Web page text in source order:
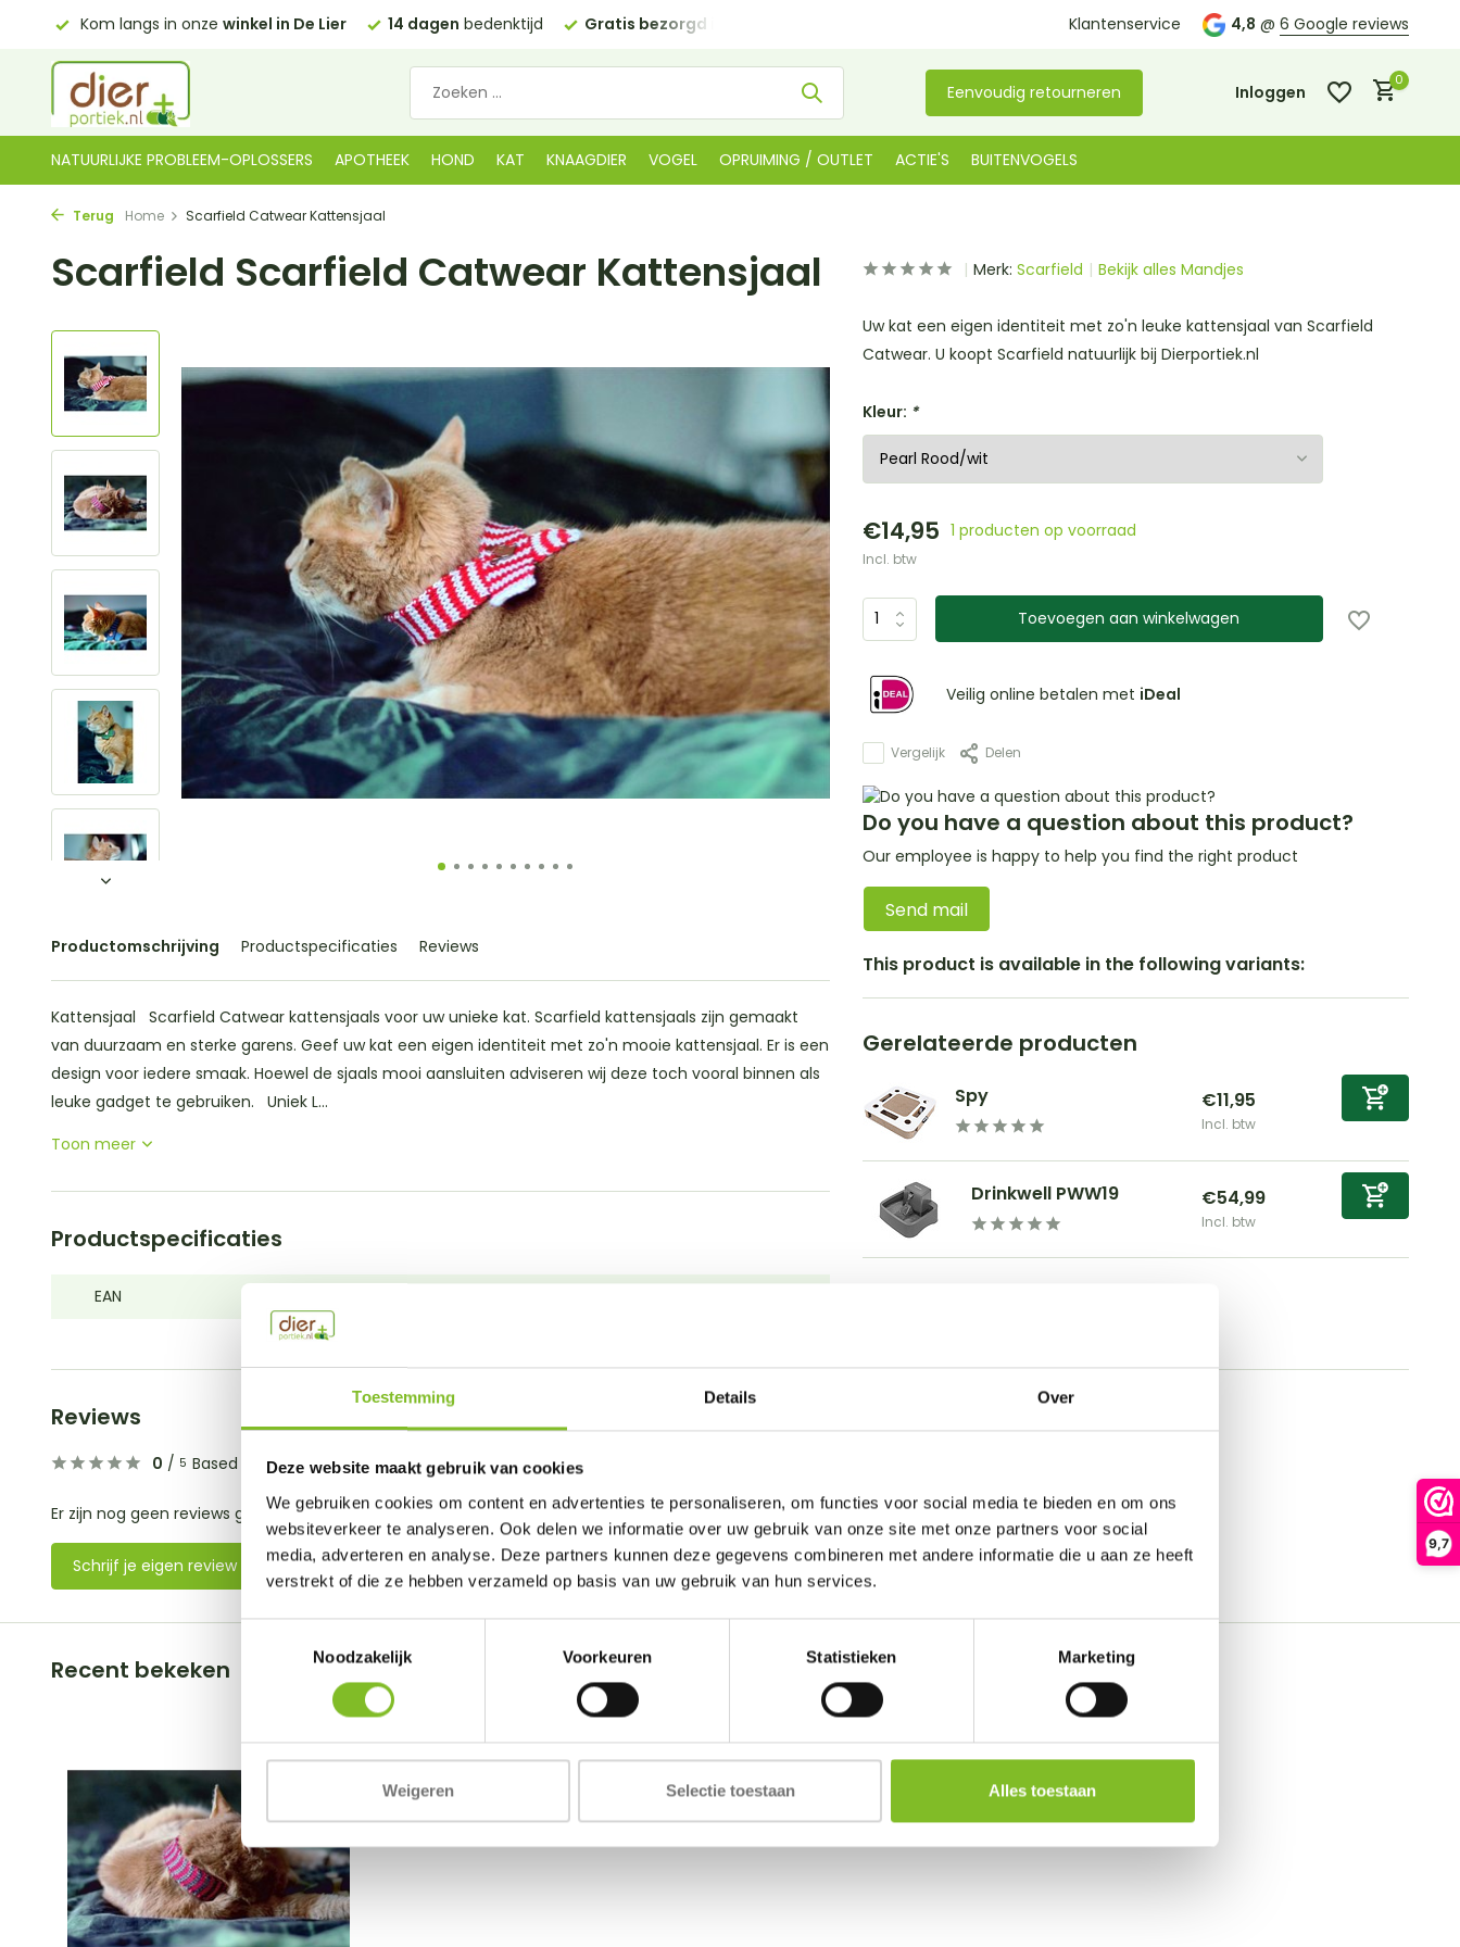
Toestemming Details Over
Deze website maakt gebruik van cookies
We gebruiken cookies om content en advertenties te personaliseren, om functies voor social media te bieden en om ons
websiteverkeer te analyseren. Ook delen we informatie over uw gebruik van onze site met onze partners voor social
media, adverteren en analyse. Deze partners kunnen deze gegevens combineren met andere informatie die u aan ze heeft
verstrekt of die ze hebben verzameld op basis van uw gebruik van hun services.
Noodzakelijk
Voorkeuren Statistieken Marketing
Weigeren Selectie toestaan Alles toestaan
9,7
Kom langs in onze winkel in De Lier 14 dagen bedenktijd Gratis bezorgd in NL Kom langs in onzewinkel in De Lier
Klantenservice 4,8 @ 6 Google reviews
Eenvoudig retourneren Inloggen
Account aanmaken
0
NATUURLIJKE PROBLEEM-OPLOSSERS APOTHEEK HOND KAT KNAAGDIER VOGEL OPRUIMING / OUTLET ACTIE'S BUITENVOGELS
Terug Home Scarfield Catwear Kattensjaal
Scarfield Scarfield Catwear Kattensjaal
Productomschrijving Productspecificaties Reviews
Kattensjaal Scarfield Catwear kattensjaals voor uw unieke kat. Scarfield kattensjaals zijn gemaakt
van duurzaam en sterke garens. Geef uw kat een eigen identiteit met zo'n mooie kattensjaal. Er is een
design voor iedere smaak. Hoewel de sjaals mooi aansluiten adviseren wij deze toch vooral binnen als
leuke gadget te gebruiken. Uniek L...
Toon meer
Productspecificaties
EAN
Merk: Scarfield Bekijk alles Mandjes
Uw kat een eigen identiteit met zo'n leuke kattensjaal van Scarfield
Catwear. U koopt Scarfield natuurlijk bij Dierportiek.nl
Kleur: *
€14,95 1 producten op voorraad
Incl. btw
Toevoegen aan winkelwagen
Veilig online betalen met iDeal
Vergelijk Delen
Do you have a question about this product?
Our employee is happy to help you find the right product
Send mail
This product is available in the following variants:
Gerelateerde producten
Spy €11,95
Incl. btw
Drinkwell PWW19 €54,99
Incl. btw
Reviews
0 / 5 Based on 0 reviews
Er zijn nog geen reviews geschreven over dit product..
Schrijf je eigen review
Recent bekeken